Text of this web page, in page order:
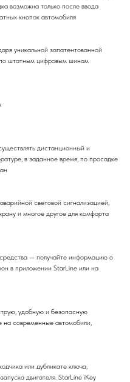
возможна только после ввода
кнопок автомобиля
уникальной запатентованной
по штатным цифровым шинам
дистанционный и
в заданное время, по просадке
световой сигнализацией,
и многое другое для комфорта
— получайте информацию о
в приложении StarLine или на
удобную и безопасную
на современные автомобили,
или дубликате ключа,
двигателя. StarLine iKey